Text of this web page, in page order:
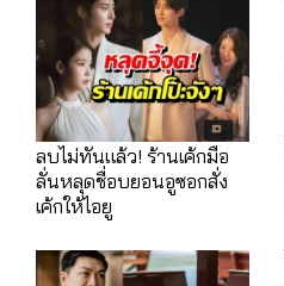
ลบไม่ทันแล้ว! ร้านเค้กมือ
ลั่นหลุดชื่อบยอนอูซอกสั่ง
เค้กให้ไอยู